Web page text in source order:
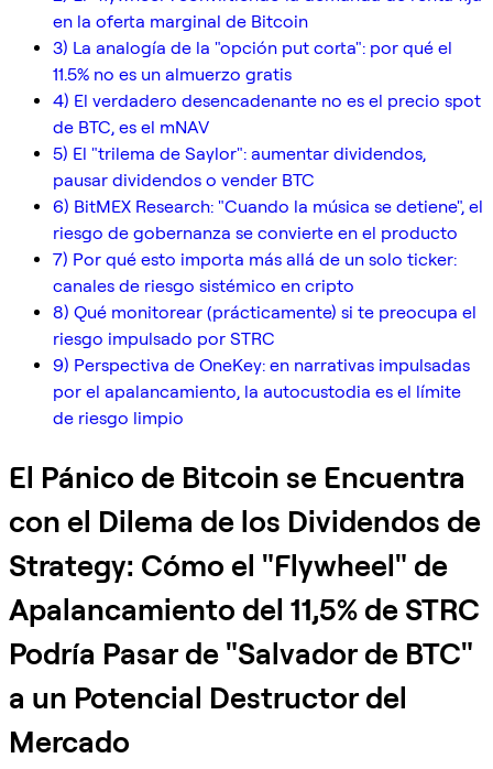
en la oferta marginal de Bitcoin
3) La analogía de la "opción put corta": por qué el
11.5% no es un almuerzo gratis
4) El verdadero desencadenante no es el precio spot
de BTC, es el mNAV
5) El "trilema de Saylor": aumentar dividendos,
pausar dividendos o vender BTC
6) BitMEX Research: "Cuando la música se detiene", el
riesgo de gobernanza se convierte en el producto
7) Por qué esto importa más allá de un solo ticker:
canales de riesgo sistémico en cripto
8) Qué monitorear (prácticamente) si te preocupa el
riesgo impulsado por STRC
9) Perspectiva de OneKey: en narrativas impulsadas
por el apalancamiento, la autocustodia es el límite
de riesgo limpio
El Pánico de Bitcoin se Encuentra
con el Dilema de los Dividendos de
Strategy: Cómo el "Flywheel" de
Apalancamiento del 11,5% de STRC
Podría Pasar de "Salvador de BTC"
a un Potencial Destructor del
Mercado